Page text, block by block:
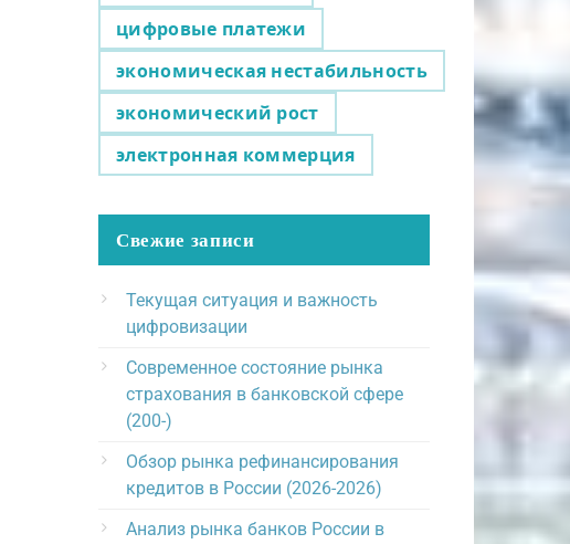
цифровые платежи
экономическая нестабильность
экономический рост
электронная коммерция
Свежие записи
Текущая ситуация и важность
цифровизации
Современное состояние рынка
страхования в банковской сфере
(200-)
Обзор рынка рефинансирования
кредитов в России (2026-2026)
Анализ рынка банков России в